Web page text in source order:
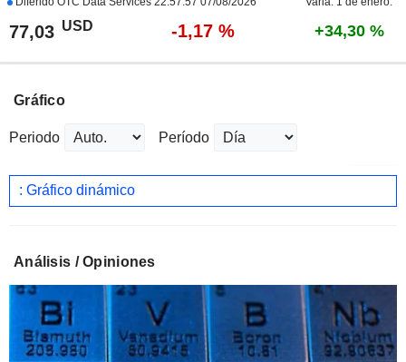
77,03 USD -1,17 % +34,30 %
Gráfico
Periodo Período
: Gráfico dinámico
Análisis / Opiniones